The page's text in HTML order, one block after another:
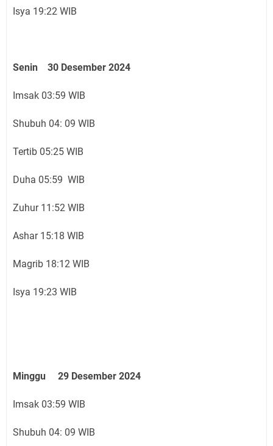
Isya 19:22 WIB
Senin 30 Desember 2024
Imsak 03:59 WIB
Shubuh 04: 09 WIB
Tertib 05:25 WIB
Duha 05:59 WIB
Zuhur 11:52 WIB
Ashar 15:18 WIB
Magrib 18:12 WIB
Isya 19:23 WIB
Minggu 29 Desember 2024
Imsak 03:59 WIB
Shubuh 04: 09 WIB